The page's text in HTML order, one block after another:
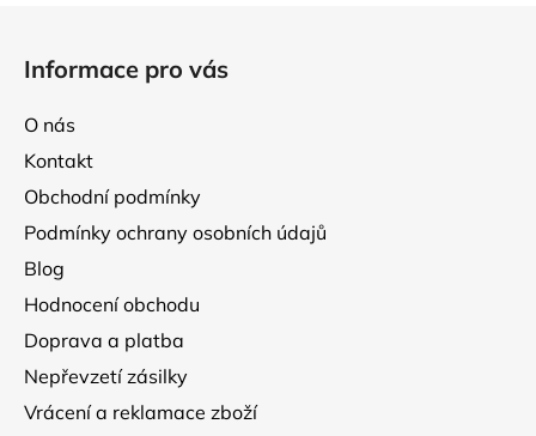
i
Informace pro vás
O nás
Kontakt
Obchodní podmínky
Podmínky ochrany osobních údajů
Blog
Hodnocení obchodu
Doprava a platba
Nepřevzetí zásilky
Vrácení a reklamace zboží